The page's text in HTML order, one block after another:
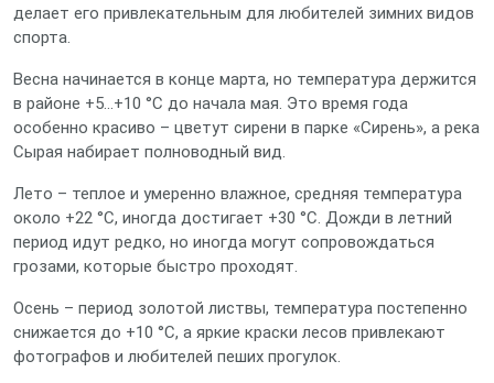
делает его привлекательным для любителей зимних видов
спорта.
Весна начинается в конце марта, но температура держится
в районе +5…+10 °C до начала мая. Это время года
особенно красиво – цветут сирени в парке «Сирень», а река
Сырая набирает полноводный вид.
Лето – теплое и умеренно влажное, средняя температура
около +22 °C, иногда достигает +30 °C. Дожди в летний
период идут редко, но иногда могут сопровождаться
грозами, которые быстро проходят.
Осень – период золотой листвы, температура постепенно
снижается до +10 °C, а яркие краски лесов привлекают
фотографов и любителей пеших прогулок.